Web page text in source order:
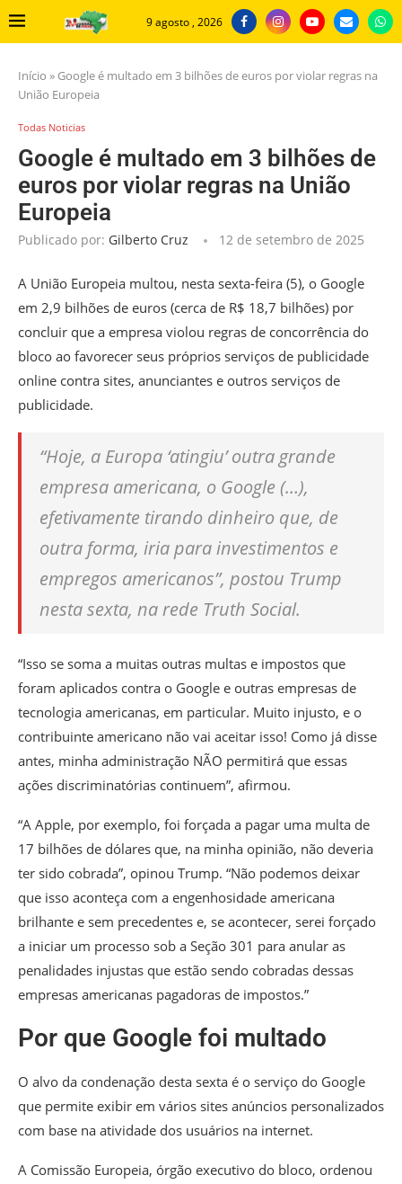
9 agosto , 2026
Início » Google é multado em 3 bilhões de euros por violar regras na
União Europeia
Todas Noticias
Google é multado em 3 bilhões de
euros por violar regras na União
Europeia
Publicado por: Gilberto Cruz 12 de setembro de 2025
A União Europeia multou, nesta sexta-feira (5), o Google
em 2,9 bilhões de euros (cerca de R$ 18,7 bilhões) por
concluir que a empresa violou regras de concorrência do
bloco ao favorecer seus próprios serviços de publicidade
online contra sites, anunciantes e outros serviços de
publicidade.
“Hoje, a Europa ‘atingiu’ outra grande
empresa americana, o Google (…),
efetivamente tirando dinheiro que, de
outra forma, iria para investimentos e
empregos americanos”, postou Trump
nesta sexta, na rede Truth Social.
“Isso se soma a muitas outras multas e impostos que
foram aplicados contra o Google e outras empresas de
tecnologia americanas, em particular. Muito injusto, e o
contribuinte americano não vai aceitar isso! Como já disse
antes, minha administração NÃO permitirá que essas
ações discriminatórias continuem”, afirmou.
“A Apple, por exemplo, foi forçada a pagar uma multa de
17 bilhões de dólares que, na minha opinião, não deveria
ter sido cobrada”, opinou Trump. “Não podemos deixar
que isso aconteça com a engenhosidade americana
brilhante e sem precedentes e, se acontecer, serei forçado
a iniciar um processo sob a Seção 301 para anular as
penalidades injustas que estão sendo cobradas dessas
empresas americanas pagadoras de impostos.”
Por que Google foi multado
O alvo da condenação desta sexta é o serviço do Google
que permite exibir em vários sites anúncios personalizados
com base na atividade dos usuários na internet.
A Comissão Europeia, órgão executivo do bloco, ordenou